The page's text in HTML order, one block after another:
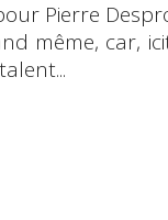
Pierre
même, car,